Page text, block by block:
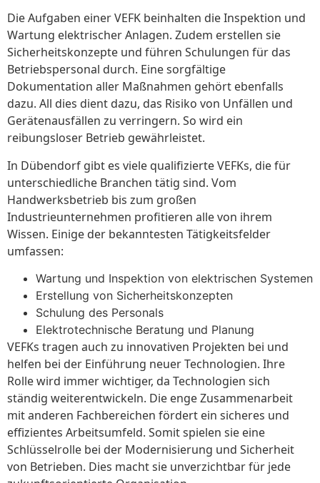
Die Aufgaben einer VEFK beinhalten die Inspektion und
Wartung elektrischer Anlagen. Zudem erstellen sie
Sicherheitskonzepte und führen Schulungen für das
Betriebspersonal durch. Eine sorgfältige
Dokumentation aller Maßnahmen gehört ebenfalls
dazu. All dies dient dazu, das Risiko von Unfällen und
Gerätenausfällen zu verringern. So wird ein
reibungsloser Betrieb gewährleistet.
In Dübendorf gibt es viele qualifizierte VEFKs, die für
unterschiedliche Branchen tätig sind. Vom
Handwerksbetrieb bis zum großen
Industrieunternehmen profitieren alle von ihrem
Wissen. Einige der bekanntesten Tätigkeitsfelder
umfassen:
Wartung und Inspektion von elektrischen Systemen
Erstellung von Sicherheitskonzepten
Schulung des Personals
Elektrotechnische Beratung und Planung
VEFKs tragen auch zu innovativen Projekten bei und
helfen bei der Einführung neuer Technologien. Ihre
Rolle wird immer wichtiger, da Technologien sich
ständig weiterentwickeln. Die enge Zusammenarbeit
mit anderen Fachbereichen fördert ein sicheres und
effizientes Arbeitsumfeld. Somit spielen sie eine
Schlüsselrolle bei der Modernisierung und Sicherheit
von Betrieben. Dies macht sie unverzichtbar für jede